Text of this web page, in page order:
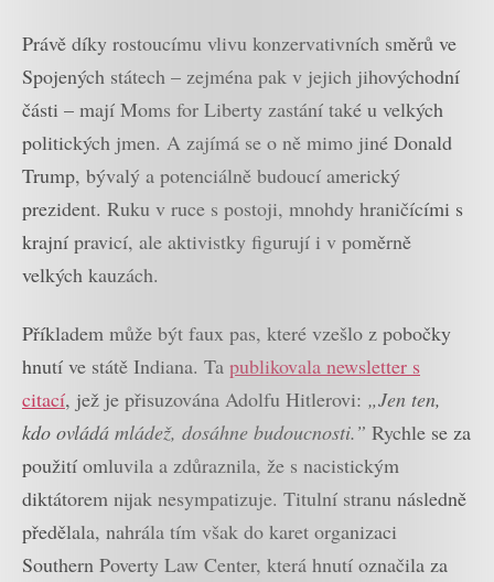
Právě díky rostoucímu vlivu konzervativních směrů ve
Spojených státech – zejména pak v jejich jihovýchodní
části – mají Moms for Liberty zastání také u velkých
politických jmen. A zajímá se o ně mimo jiné Donald
Trump, bývalý a potenciálně budoucí americký
prezident. Ruku v ruce s postoji, mnohdy hraničícími s
krajní pravicí, ale aktivistky figurují i v poměrně
velkých kauzách.
Příkladem může být faux pas, které vzešlo z pobočky
hnutí ve státě Indiana. Ta publikovala newsletter s
citací, jež je přisuzována Adolfu Hitlerovi: „Jen ten,
kdo ovládá mládež, dosáhne budoucnosti.” Rychle se za
použití omluvila a zdůraznila, že s nacistickým
diktátorem nijak nesympatizuje. Titulní stranu následně
předělala, nahrála tím však do karet organizaci
Southern Poverty Law Center, která hnutí označila za